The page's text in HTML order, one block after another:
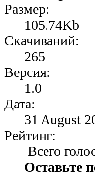
Размер:
105.74Kb
Скачиваний:
265
Версия:
1.0
Дата:
31 August
Рейтинг:
Всего
Оставьте